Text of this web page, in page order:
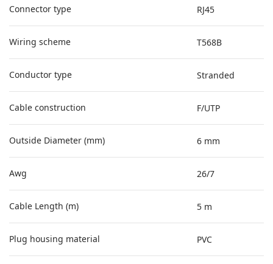
Connector type RJ45
Wiring scheme T568B
Conductor type Stranded
Cable construction F/UTP
Outside Diameter (mm) 6 mm
Awg 26/7
Cable Length (m) 5 m
Plug housing material PVC